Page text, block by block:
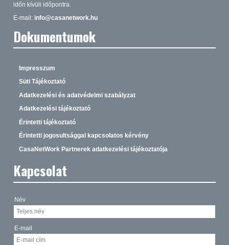
időn kívüli időpontra.
E-mail: info@casanetwork.hu
Dokumentumok
Impresszum
Süti Tájékoztató
Adatkezelési és adatvédelmi szabályzat
Adatkezelési tájékoztató
Érintetti tájékoztató
Érintetti jogosultsággal kapcsolatos kérvény
CasaNetWork Partnerek adatkezelési tájékoztatója
Kapcsolat
Név
E-mail